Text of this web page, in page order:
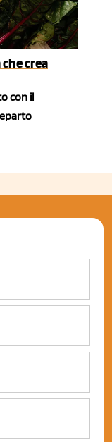
crea
con il